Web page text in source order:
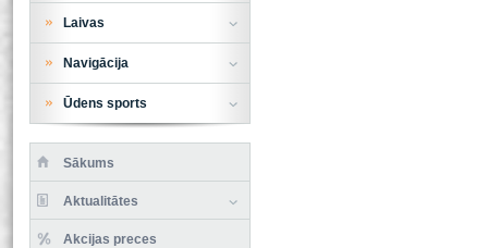
Laivas
Navigācija
Ūdens sports
Sākums
Aktualitātes
Akcijas preces